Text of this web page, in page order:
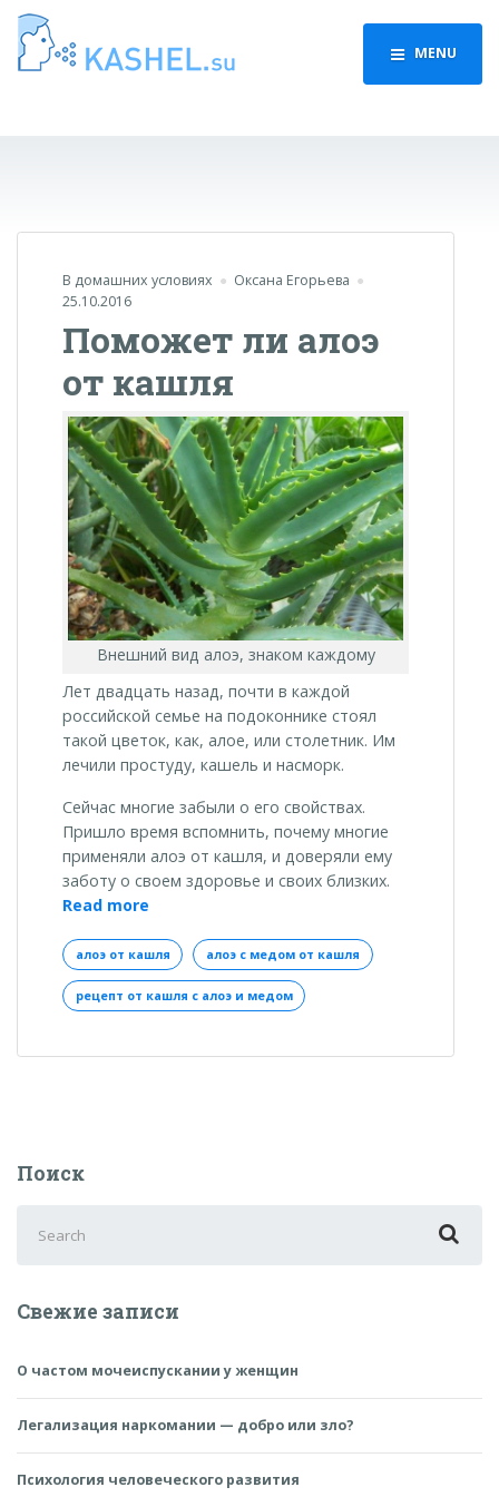
MENU
В домашних условиях
Оксана Егорьева
25.10.2016
Поможет ли алоэ
от кашля
Внешний вид алоэ, знаком каждому
Лет двадцать назад, почти в каждой
российской семье на подоконнике стоял
такой цветок, как, алое, или столетник. Им
лечили простуду, кашель и насморк.
Сейчас многие забыли о его свойствах.
Пришло время вспомнить, почему многие
применяли алоэ от кашля, и доверяли ему
заботу о своем здоровье и своих близких.
Read more
алоэ
от
кашля»
алоэ от кашля алоэ с медом от кашля
рецепт от кашля с алоэ и медом
Поиск
for:
Свежие записи
О частом мочеиспускании у женщин
Легализация наркомании — добро или зло?
Психология человеческого развития